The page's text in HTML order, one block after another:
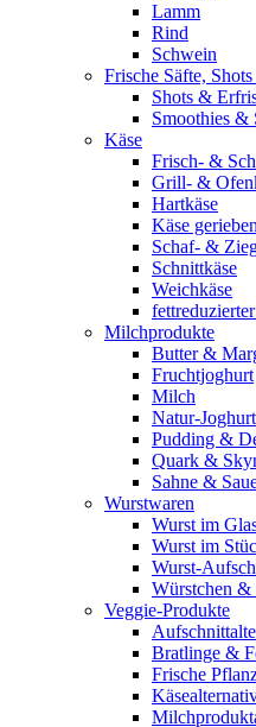
Lamm
Rind
Schwein
Frische Säfte,
Shots &
Smoothies &
Käse
Frisch- &
Grill- &
Hartkäse
Käse
Schaf- &
Schnittkäse
Weichkäse
Milchprodukte
Butter &
Fruchtjoghurt
Milch
Natur-Joghurt
Pudding &
Quark &
Sahne &
Wurstwaren
Wurst im
Wurst im
Wurst-
Würstchen
Veggie-Produkte
Bratlinge &
Frische